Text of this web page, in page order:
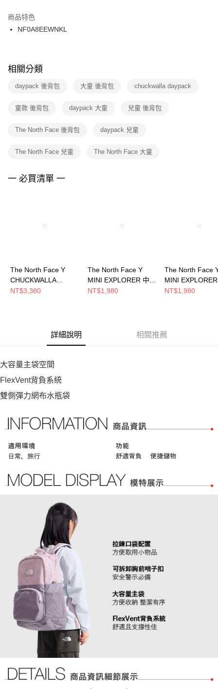
２．訂單成立數日內，您將收到繳費通知簡訊。
３．收到繳費通知簡訊後14天內，點擊此簡訊中的連結，可透過四大超商／
ATM／網路銀行／等多元方式進行付款，方視為交易完成。
※ 交易是否成功請以「AFTEE先享後付 」之結帳頁面顯示為準，若有關於
是否繳費成功／繳費後需取消欲退款等相關疑問，請聯繫「AFTEE先享後付
客戶支援中心」https://netprotections.freshdesk.com/support/home
１．透過由恩沛科技股份有限公司提供之「AFTEE先享後付」服務完成之交
權轉讓予恩沛科技股份有限公司。
３．未成年的使用者請事先徵得法定代理人或監護人之同意方可使用
４．使用「AFTEE先享後付」時，將依據個別帳號之用戶狀況，依本公司即
付款後門市自取
每筆NT$100，滿NT$1,500(含以上)免運費
商品特色
NF0A8EEWNKL
相關分類
daypack 後背包 大童 後背包 chuckwalla daypack
童款 後背包 daypack 大童 兒童 後背包
The North Face 後背包 daypack 兒童
The North Face 兒童 The North Face 大童
一 必買清單 一
The North Face Y
CHUCKWALLA
DAYPACK 中大童 後背
NT$3,380
The North Face Y
MINI EXPLORER 中大
童 後背包
NT$1,980
The North Face
MINI
童 後背包
NT$1,980
詳細說明 相關推薦
大容量主袋空間
FlexVent背負系統
雙側彈力網布水瓶袋